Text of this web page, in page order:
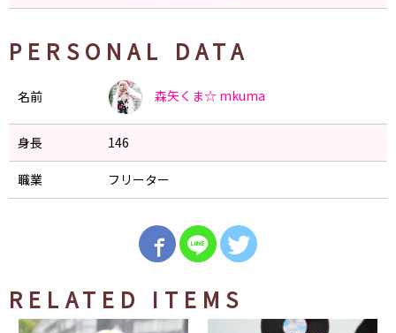
PERSONAL DATA
名前 森矢くま☆ mkuma
身長 146
職業 フリーター
RELATED ITEMS